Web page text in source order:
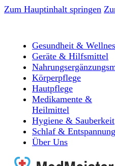
Zum Hauptinhalt springen
Gesundheit &
Geräte & Hilfsmittel
Körperpflege
Hautpflege
Medikamente &
Heilmittel
Hygiene & Sauberkeit
Schlaf & Entspannung
Über Uns